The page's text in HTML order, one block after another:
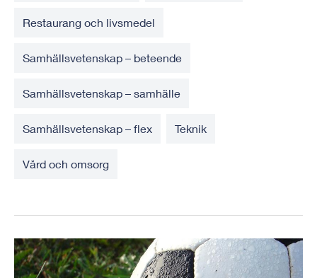
Restaurang och livsmedel
Samhällsvetenskap – beteende
Samhällsvetenskap – samhälle
Samhällsvetenskap – flex Teknik
Vård och omsorg